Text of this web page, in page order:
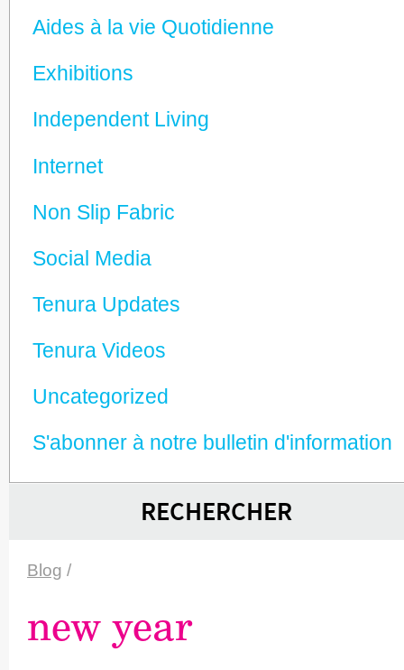
Aides à la vie Quotidienne
Exhibitions
Independent Living
Internet
Non Slip Fabric
Social Media
Tenura Updates
Tenura Videos
Unca­tego­rized
S'abonner à notre bulletin d'information
RECHERCHER
Blog /
new year